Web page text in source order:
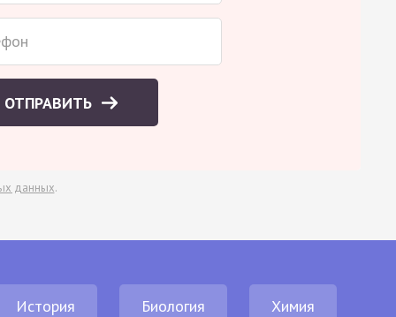
ОТПРАВИТЬ
данных.
История Биология Химия